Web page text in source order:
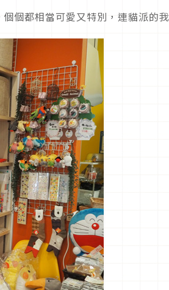
個都相當可愛又特別，連貓派的